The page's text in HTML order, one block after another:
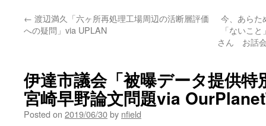
← 渡辺満久「六ヶ所再処理工場周辺の活断層評価
への疑問」via UPLAN
今、あら
「ないこ
さん お話
伊達市議会「被曝データ提供特
宮崎早野論文問題via
Posted on 2019/06/30by nfield